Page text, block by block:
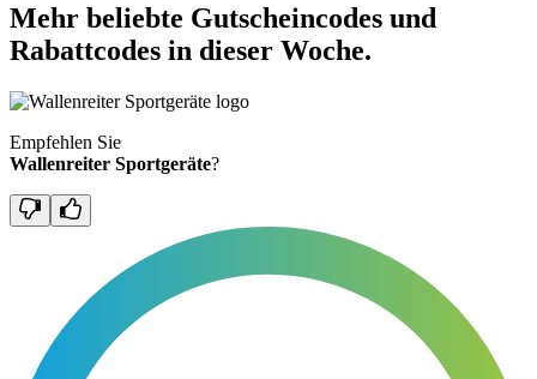
Mehr beliebte Gutscheincodes und
Rabattcodes in dieser Woche.
Empfehlen Sie
Wallenreiter Sportgeräte?